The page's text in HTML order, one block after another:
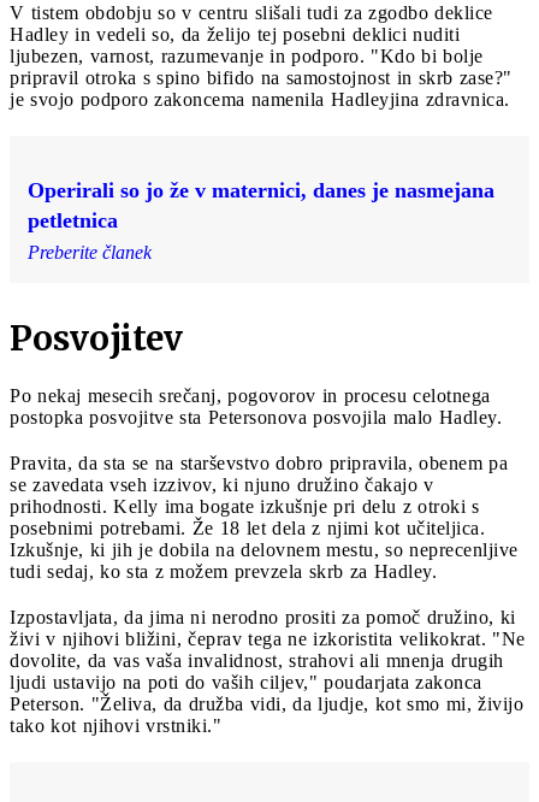
V tistem obdobju so v centru slišali tudi za zgodbo deklice
Hadley in vedeli so, da želijo tej posebni deklici nuditi
ljubezen, varnost, razumevanje in podporo. "Kdo bi bolje
pripravil otroka s spino bifido na samostojnost in skrb zase?"
je svojo podporo zakoncema namenila Hadleyjina zdravnica.
Operirali so jo že v maternici, danes je nasmejana
petletnica
Preberite članek
Posvojitev
Po nekaj mesecih srečanj, pogovorov in procesu celotnega
postopka posvojitve sta Petersonova posvojila malo Hadley.
Pravita, da sta se na starševstvo dobro pripravila, obenem pa
se zavedata vseh izzivov, ki njuno družino čakajo v
prihodnosti. Kelly ima bogate izkušnje pri delu z otroki s
posebnimi potrebami. Že 18 let dela z njimi kot učiteljica.
Izkušnje, ki jih je dobila na delovnem mestu, so neprecenljive
tudi sedaj, ko sta z možem prevzela skrb za Hadley.
Izpostavljata, da jima ni nerodno prositi za pomoč družino, ki
živi v njihovi bližini, čeprav tega ne izkoristita velikokrat. "Ne
dovolite, da vas vaša invalidnost, strahovi ali mnenja drugih
ljudi ustavijo na poti do vaših ciljev," poudarjata zakonca
Peterson. "Želiva, da družba vidi, da ljudje, kot smo mi, živijo
tako kot njihovi vrstniki."